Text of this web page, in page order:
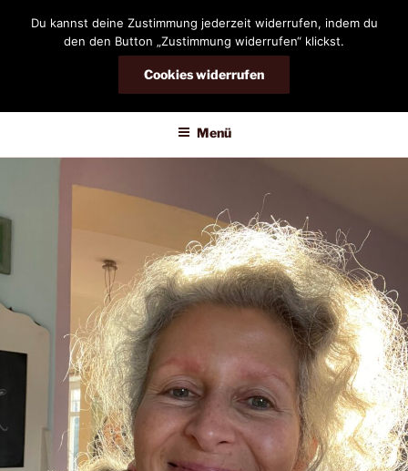
DIANDRA-CIRCLE
Menü
Du kannst deine Zustimmung jederzeit widerrufen, indem du
den den Button „Zustimmung widerrufen“ klickst.
Cookies widerrufen